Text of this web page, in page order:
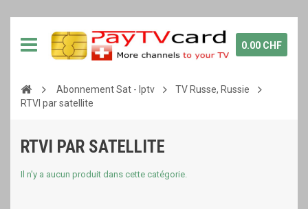
0.00 CHF
Abonnement Sat - Iptv
TV Russe, Russie
RTVI par satellite
RTVI PAR SATELLITE
Il n'y a aucun produit dans cette catégorie.